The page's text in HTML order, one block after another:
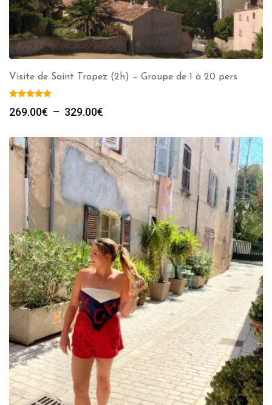
Visite de Saint Tropez (2h) – Groupe de 1 à 20 pers
269.00€ – 329.00€
prix :
269.00€
à
329.00€